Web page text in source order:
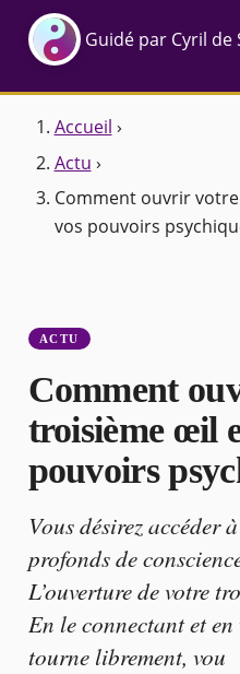
Guidé par Cyril de
Accueil ›
Actu ›
Comment ouvrir
vos pouvoirs
ACTU
Comment
troisième œil
pouvoirs
Vous désirez accéder
profonds de
L’ouverture de votre
En le connectant et
tourne librement, vou